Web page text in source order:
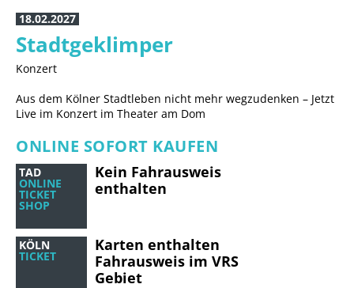
18.02.2027
Stadtgeklimper
Konzert
Aus dem Kölner Stadtleben nicht mehr wegzudenken – Jetzt
Live im Konzert im Theater am Dom
ONLINE SOFORT KAUFEN
TAD
ONLINE
TICKET
SHOP
Kein Fahrausweis
enthalten
KÖLN
TICKET
Karten enthalten
Fahrausweis im VRS
Gebiet